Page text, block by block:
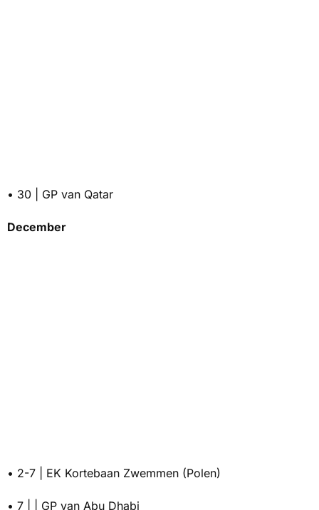
• 30 | GP van Qatar
December
• 2-7 | EK Kortebaan Zwemmen (Polen)
• 7 | | GP van Abu Dhabi